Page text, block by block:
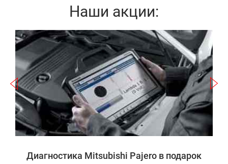
Наши акции:
Записаться
Диагностика Mitsubishi Pajero в подарок